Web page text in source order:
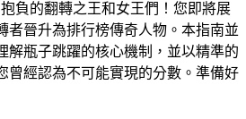
負的翻轉之王和女王們！您即將展
者晉升為排行榜傳奇人物。本指南並
解瓶子跳躍的核心機制，並以精準的
曾經認為不可能實現的分數。準備好